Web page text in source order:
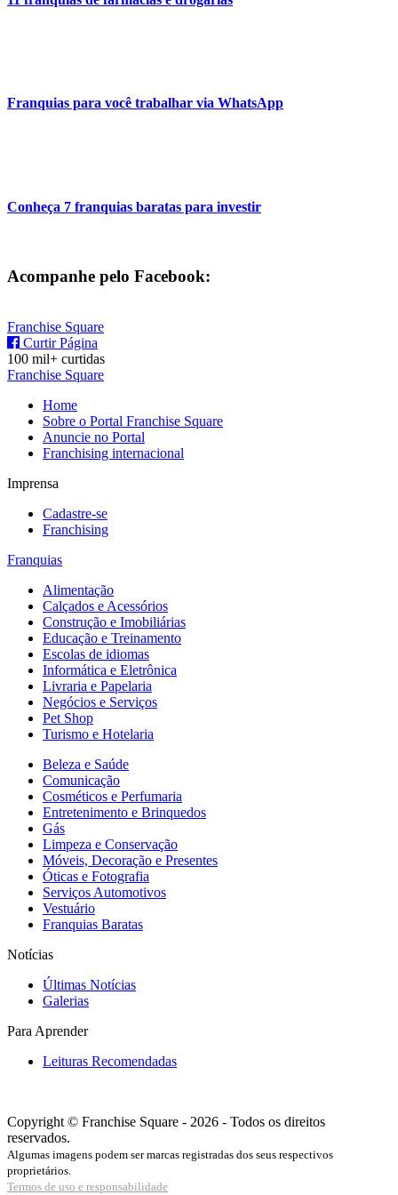
Franquias para você trabalhar via WhatsApp
Conheça 7 franquias baratas para investir
Acompanhe pelo Facebook:
Franchise Square
Curtir Página
100 mil+ curtidas
Franchise Square
Home
Sobre o Portal Franchise Square
Anuncie no Portal
Franchising internacional
Imprensa
Cadastre-se
Franchising
Franquias
Alimentação
Calçados e Acessórios
Construção e Imobiliárias
Educação e Treinamento
Escolas de idiomas
Informática e Eletrônica
Livraria e Papelaria
Negócios e Serviços
Pet Shop
Turismo e Hotelaria
Beleza e Saúde
Comunicação
Cosméticos e Perfumaria
Entretenimento e Brinquedos
Gás
Limpeza e Conservação
Móveis, Decoração e Presentes
Óticas e Fotografia
Serviços Automotivos
Vestuário
Franquias Baratas
Notícias
Últimas Notícias
Galerias
Para Aprender
Leituras Recomendadas
Copyright © Franchise Square - 2026 - Todos os direitos
reservados.
Algumas imagens podem ser marcas registradas dos seus respectivos
proprietários.
Termos de uso e responsabilidade